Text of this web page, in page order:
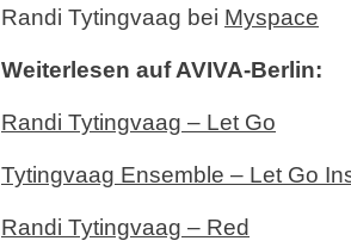
Randi Tytingvaag bei Myspace
Weiterlesen auf AVIVA-Berlin:
Randi Tytingvaag – Let Go
Tytingvaag Ensemble – Let Go
Randi Tytingvaag – Red